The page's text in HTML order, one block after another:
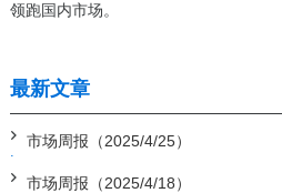
领跑国内市场。
最新文章
市场周报（2025/4/25）
市场周报（2025/4/18）